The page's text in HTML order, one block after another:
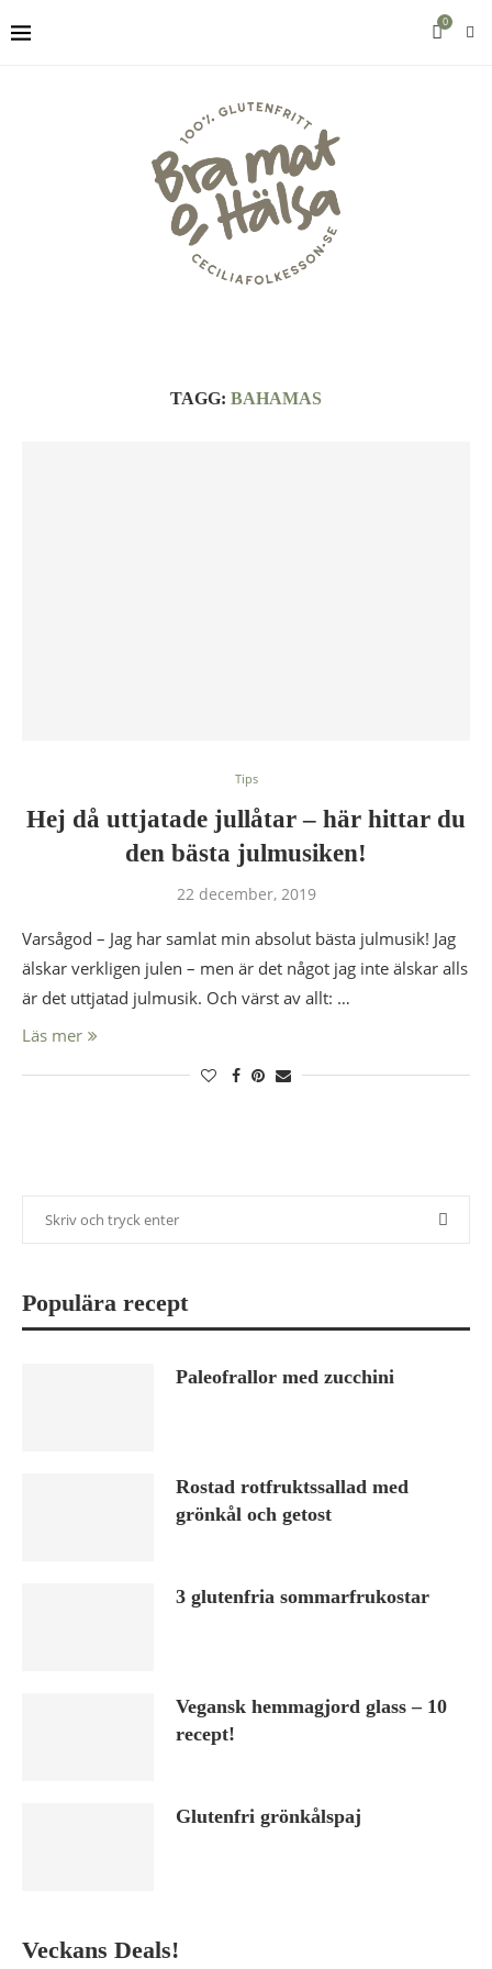
0
TAGG: BAHAMAS
Tips
Hej då uttjatade jullåtar – här hittar du
den bästa julmusiken!
22 december, 2019
Varsågod – Jag har samlat min absolut bästa julmusik! Jag
älskar verkligen julen – men är det något jag inte älskar alls
är det uttjatad julmusik. Och värst av allt: …
Läs mer
Populära recept
Paleofrallor med zucchini
Rostad rotfruktssallad med
grönkål och getost
3 glutenfria sommarfrukostar
Vegansk hemmagjord glass – 10
recept!
Glutenfri grönkålspaj
Veckans Deals!